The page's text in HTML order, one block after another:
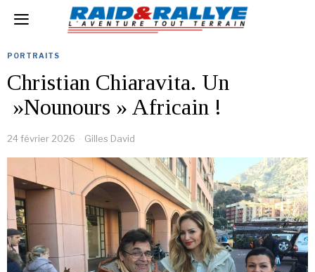
PORTRAITS
Christian Chiaravita. Un
»Nounours » Africain !
24 février 2026 Gilles David